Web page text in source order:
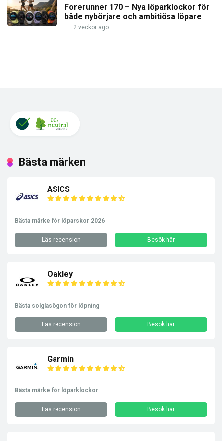
Forerunner 170 – Nya löparklockor för
både nybörjare och ambitiösa löpare
2 veckor ago
Bästa märken
ASICS
Bästa märke för löparskor 2026
Läs recension Besök här
Oakley
Bästa solglasögon för löpning
Läs recension Besök här
Garmin
Bästa märke för löparklockor
Läs recension Besök här